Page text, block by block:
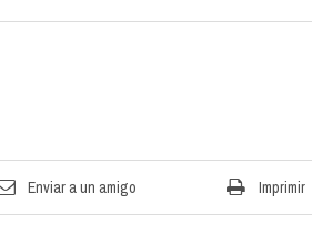
Enviar a un amigo Imprimir